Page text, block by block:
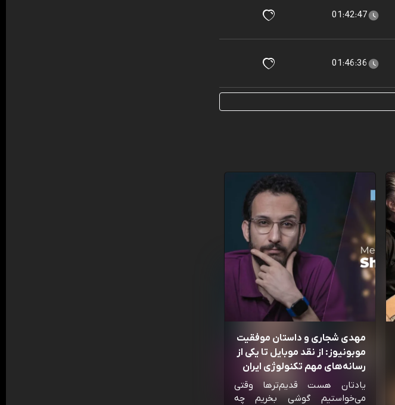
01:42:47
01:46:36
مهدی شجاری و داستان موفقیت
موبونیوز: از نقد موبایل تا یکی از
رسانه‌‌های مهم تکنولوژی ایران
یادتان هست قدیم‌ترها وقتی
می‌خواستیم گوشی بخریم چه